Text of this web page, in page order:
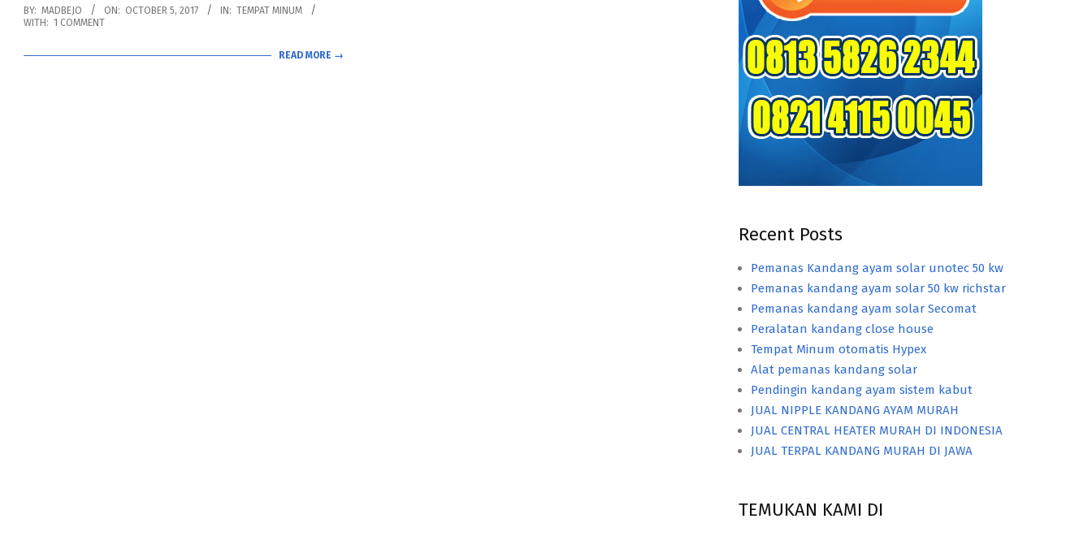
2017-
10-
BY: MADBEJO ON: OCTOBER 5, 2017 IN: TEMPAT MINUM
WITH: 1 COMMENT
READ MORE →
Recent Posts
Pemanas Kandang ayam solar unotec 50 kw
Pemanas kandang ayam solar 50 kw richstar
Pemanas kandang ayam solar Secomat
Peralatan kandang close house
Tempat Minum otomatis Hypex
Alat pemanas kandang solar
Pendingin kandang ayam sistem kabut
JUAL NIPPLE KANDANG AYAM MURAH
JUAL CENTRAL HEATER MURAH DI INDONESIA
JUAL TERPAL KANDANG MURAH DI JAWA
TEMUKAN KAMI DI